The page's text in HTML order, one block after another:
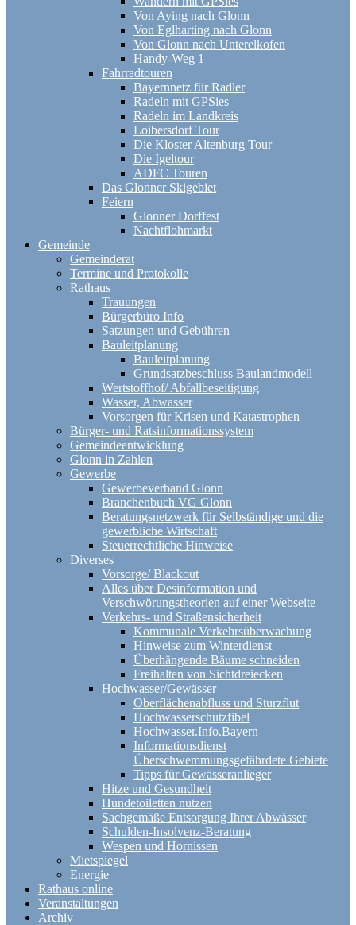
Von Aying nach Glonn
Von Eglharting nach Glonn
Von Glonn nach Unterelkofen
Handy-Weg 1
Fahrradtouren
Bayernnetz für Radler
Radeln mit GPSies
Radeln im Landkreis
Loibersdorf Tour
Die Kloster Altenburg Tour
Die Igeltour
ADFC Touren
Das Glonner Skigebiet
Feiern
Glonner Dorffest
Nachtflohmarkt
Gemeinde
Gemeinderat
Termine und Protokolle
Rathaus
Trauungen
Bürgerbüro Info
Satzungen und Gebühren
Bauleitplanung
Bauleitplanung
Grundsatzbeschluss Baulandmodell
Wertstoffhof/ Abfallbeseitigung
Wasser, Abwasser
Vorsorgen für Krisen und Katastrophen
Bürger- und Ratsinformationssystem
Gemeindeentwicklung
Glonn in Zahlen
Gewerbe
Gewerbeverband Glonn
Branchenbuch VG Glonn
Beratungsnetzwerk für Selbständige und die
gewerbliche Wirtschaft
Steuerrechtliche Hinweise
Diverses
Vorsorge/ Blackout
Alles über Desinformation und
Verschwörungstheorien auf einer Webseite
Verkehrs- und Straßensicherheit
Kommunale Verkehrsüberwachung
Hinweise zum Winterdienst
Überhängende Bäume schneiden
Freihalten von Sichtdreiecken
Hochwasser/Gewässer
Oberflächenabfluss und Sturzflut
Hochwasserschutzfibel
Hochwasser.Info.Bayern
Informationsdienst
Überschwemmungsgefährdete Gebiete
Tipps für Gewässeranlieger
Hitze und Gesundheit
Hundetoiletten nutzen
Sachgemäße Entsorgung Ihrer Abwässer
Schulden-Insolvenz-Beratung
Wespen und Hornissen
Mietspiegel
Energie
Rathaus online
Veranstaltungen
Archiv